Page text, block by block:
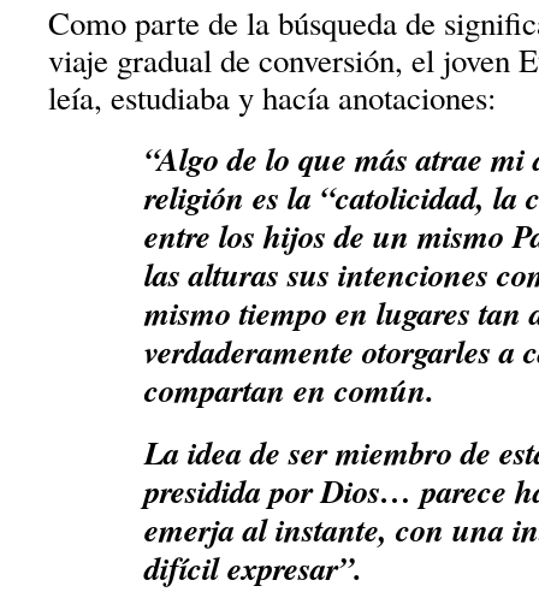
Como parte de la búsqueda de
viaje gradual de conversión, el joven
leía, estudiaba y hacía anotaciones:
“Algo de lo que más atrae
religión es la “catolicidad, la
entre los hijos de un mismo
las alturas sus intenciones
mismo tiempo en lugares tan
verdaderamente otorgarles a
compartan en común.
La idea de ser miembro de
presidida por Dios… parece
emerja al instante, con una
difícil expresar”.